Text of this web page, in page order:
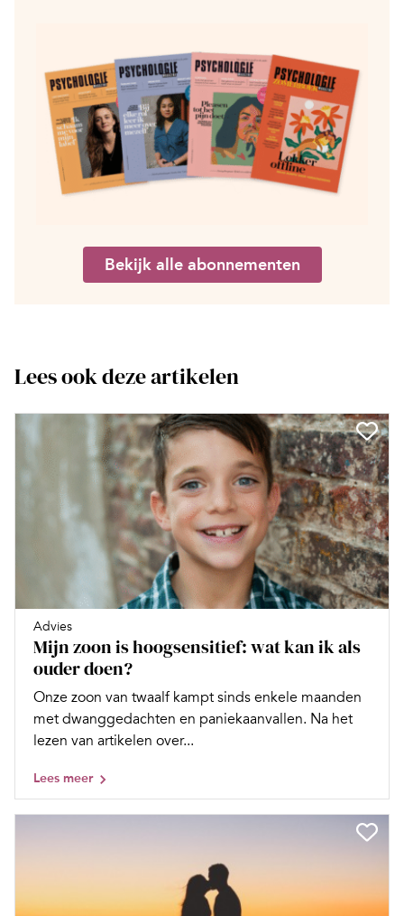
Bekijk alle abonnementen
Lees ook deze artikelen
Advies
Mijn zoon is hoogsensitief: wat kan ik als
ouder doen?
Onze zoon van twaalf kampt sinds enkele maanden
met dwanggedachten en paniekaanvallen. Na het
lezen van artikelen over...
Lees meer